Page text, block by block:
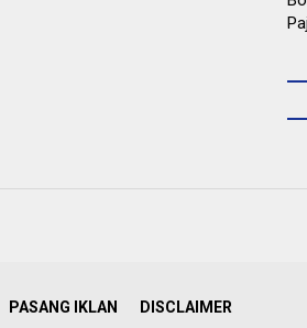
PASANG IKLAN DISCLAIMER